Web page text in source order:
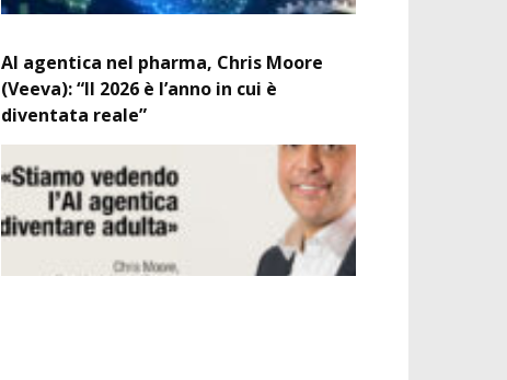
AI agentica nel pharma, Chris Moore
(Veeva): “Il 2026 è l’anno in cui è
diventata reale”